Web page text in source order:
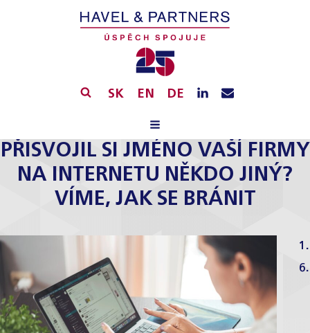
SK EN DE
PŘISVOJIL SI JMÉNO VAŠÍ FIRMY
NA INTERNETU NĚKDO JINÝ?
VÍME, JAK SE BRÁNIT
1.
6.